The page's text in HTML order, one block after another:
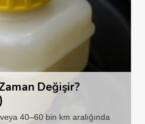
Değişir?
40–60 bin km aralığında